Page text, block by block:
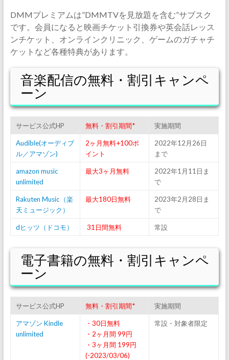
DMMプレミアムは”DMMTVを見放題を含む”サブスク
です。会員になると映画チケット引換券や英会話レッス
ンチケット、オンラインクリニック、ゲームのガチャチ
ケットなど各種特典があります。
音楽配信の無料・割引キャンペ
ーン
サービス公式HP 無料・割引期間* 実施期間
Audible(オーディブ
ル／アマゾン)
2ヶ月無料+100ポ
イント
2022年12月26日
まで
amazon music
unlimited
最大3ヶ月無料
2022年1月11日ま
で
Rakuten Music（楽
天ミュージック）
最大180日無料
2023年2月28日ま
で
dヒッツ（ドコモ） 31日間無料 常設
電子書籍の無料・割引キャンペ
ーン
サービス公式HP 無料・割引期間* 実施期間
アマゾン Kindle
unlimited
・30日無料
・2ヶ月間 99円
・3ヶ月間 199円
(-2023/03/06)
常設・対象者限定